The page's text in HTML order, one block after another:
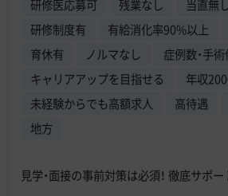
研修医応募可
残業なし
当直無
研修制度有
有給消化率90%以上
育休有
ノルマなし
症例数・手
キャリアアップを目指せる
年収
未経験からでも高額求人
高待遇
地方
見学・面接の事前対策は必須！ 徹底サポ